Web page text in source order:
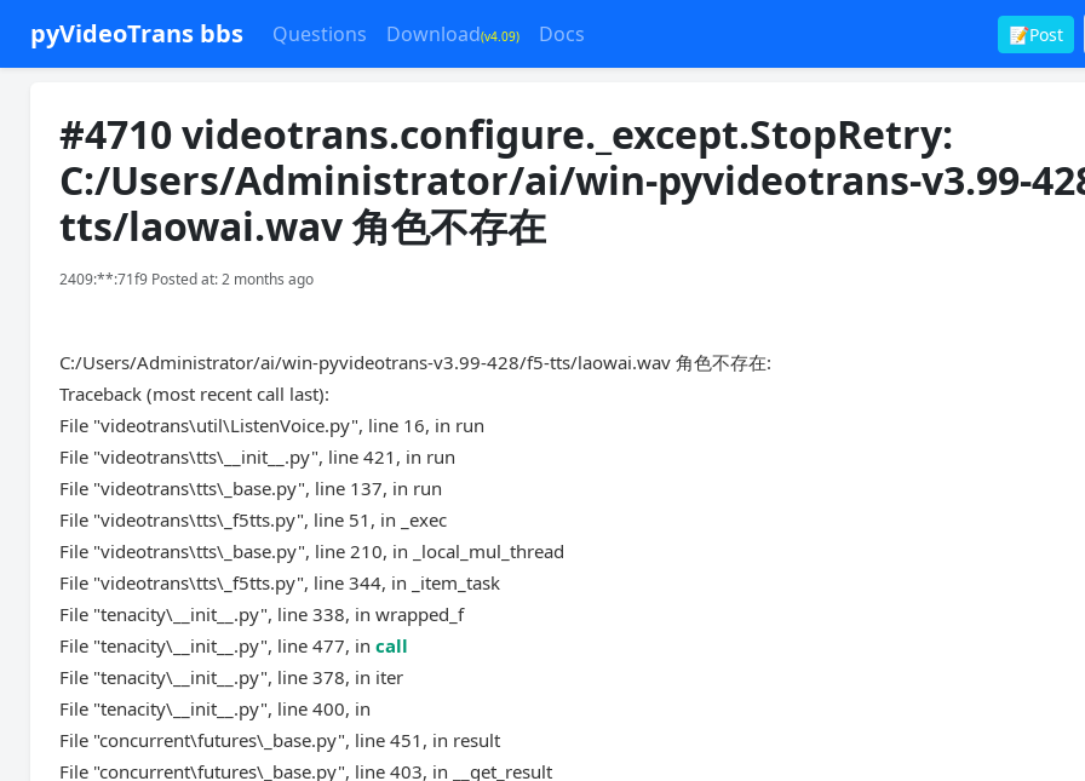
pyVideoTrans bbs Questions Download(v4.09) Docs 📝Post
#4710 videotrans.configure._except.StopRetry:
C:/Users/Administrator/ai/win-pyvideotrans-v3.99-
tts/laowai.wav 角色不存在
2409:**:71f9 Posted at: 2 months ago
C:/Users/Administrator/ai/win-pyvideotrans-v3.99-428/f5-tts/laowai.wav 角色不存在:
Traceback (most recent call last):
File "videotrans\util\ListenVoice.py", line 16, in run
File "videotrans\tts\__init__.py", line 421, in run
File "videotrans\tts\_base.py", line 137, in run
File "videotrans\tts\_f5tts.py", line 51, in _exec
File "videotrans\tts\_base.py", line 210, in _local_mul_thread
File "videotrans\tts\_f5tts.py", line 344, in _item_task
File "tenacity\__init__.py", line 338, in wrapped_f
File "tenacity\__init__.py", line 477, incall
File "tenacity\__init__.py", line 378, in iter
File "tenacity\__init__.py", line 400, in
File "concurrent\futures\_base.py", line 451, in result
File "concurrent\futures\_base.py", line 403, in __get_result